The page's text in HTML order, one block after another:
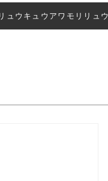
リュウキュウアワモリリュ